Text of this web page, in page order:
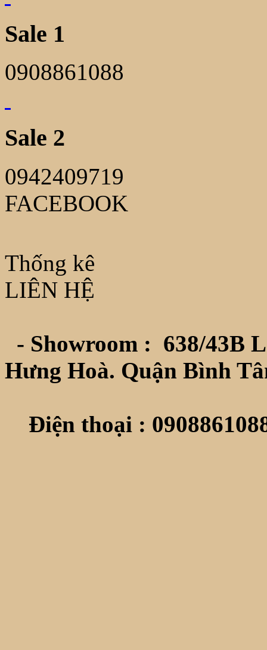
Sale 1
0908861088
Sale 2
0942409719
FACEBOOK
Thống kê
LIÊN HỆ
- Showroom : 638/43B
Hưng Hoà. Quận Bình
Điện thoại :